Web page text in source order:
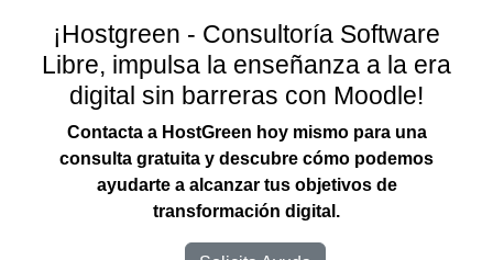
¡Hostgreen - Consultoría Software
Libre, impulsa la enseñanza a la era
digital sin barreras con Moodle!
Contacta a HostGreen hoy mismo para una
consulta gratuita y descubre cómo podemos
ayudarte a alcanzar tus objetivos de
transformación digital.